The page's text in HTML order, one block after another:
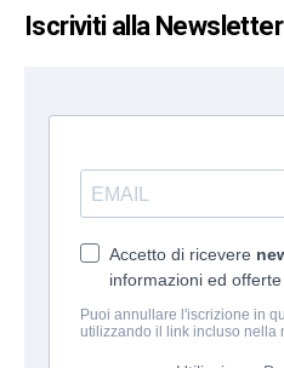
Iscriviti alla Newsletter